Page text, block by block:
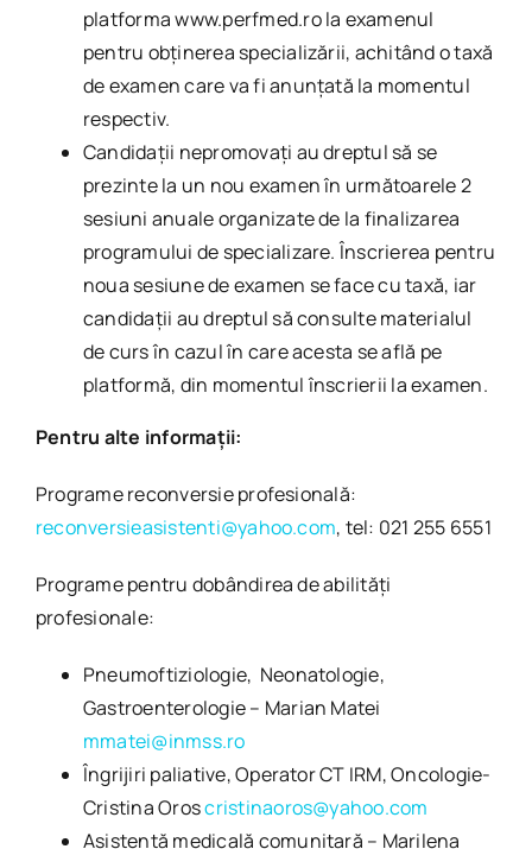
platforma www.perfmed.ro la examenul
pentru obținerea specializării, achitând o taxă
de examen care va fi anunțată la momentul
respectiv.
Candidaţii nepromovaţi au dreptul să se
prezinte la un nou examen în următoarele 2
sesiuni anuale organizate de la finalizarea
programului de specializare. Înscrierea pentru
noua sesiune de examen se face cu taxă, iar
candidaţii au dreptul să consulte materialul
de curs în cazul în care acesta se află pe
platformă, din momentul înscrierii la examen.
Pentru alte informații:
Programe reconversie profesională:
reconversieasistenti@yahoo.com, tel: 021 255 6551
Programe pentru dobândirea de abilități
profesionale:
Pneumoftiziologie, Neonatologie,
Gastroenterologie – Marian Matei
mmatei@inmss.ro
Îngrijiri paliative, Operator CT IRM, Oncologie-
Cristina Oroscristinaoros@yahoo.com
Asistență medicală comunitară – Marilena